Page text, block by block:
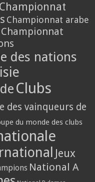
Championnat
Championnat arabe
Championnat
des nations
Clubs
des vainqueurs de
du monde des clubs
Jeux
National A